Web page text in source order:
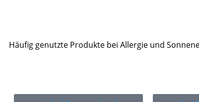
Häufig genutzte Produkte bei Allergie und